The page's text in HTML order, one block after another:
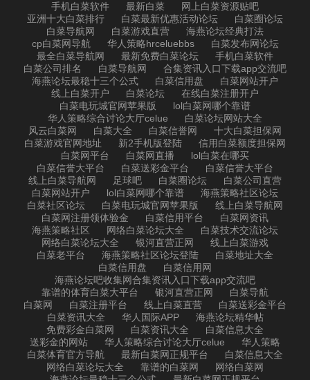
手机白菜软件
最新白菜
网上白菜资源贴吧
亚洲十大白菜排行
白菜最新优惠活动论坛
白菜圈论坛
白菜导航网
白菜游戏直营
海燕论坛经典打法
cp白菜网导航
华人策略hrceluebbs
白菜发布网论坛
最全白菜导航网
最新免费白菜论坛
手机白菜软件
白菜公司排名
白菜导航网
合集资讯入口下载app交流吧
海燕论坛最稳十三个公式
白菜信用盘
白菜网站开户
线上白菜开户
白菜论坛
在线白菜注册开户
白菜电玩城官网苹果版
lol白菜网哪个靠谱
华人策略综合讨论大厅celue
白菜论坛网站大全
风云白菜网
白菜大全 白菜信誉网
十大白菜担保网
白菜游戏官网地址
新2手机版登陆
信用白菜额度担保网
白菜网平台
白菜网直播
lol白菜在哪买
白菜信誉大平台
白菜送彩金平台
白菜信誉大平台
线上白菜导航网
足球吧 白菜圈论坛
白菜公司直营
白菜网站开户
lol白菜网哪个靠谱
海燕策略社区论坛
白菜社区论坛
白菜电玩城官网苹果版
线上白菜导航网
白菜网注册领体验金
白菜信用平台
白菜网资讯
海燕策略社区
网络白菜论坛大全
白菜技术交流论坛
网络白菜论坛大全
银河直营正网
线上白菜游戏
白菜老平台
海燕策略社区论坛登陆
白菜地址大全
白菜信用盘
白菜信用网
海燕论坛吧收集网合集资讯入口下载app交流吧
靠谱的体育白菜大平台
银河直营正网
白菜导航
白菜网
白菜注册平台 线上白菜直营
白菜送彩金平台
白菜资讯大全
华人国际APP
海燕论坛精华帖
免费彩金白菜网
白菜资讯大全
白菜信息大全
送彩金的网站
华人策略综合讨论大厅celue
华人策略
白菜体育官方导航
最新白菜网正规平台
白菜信息大全
网络白菜论坛大全
靠谱的白菜网
网络白菜网